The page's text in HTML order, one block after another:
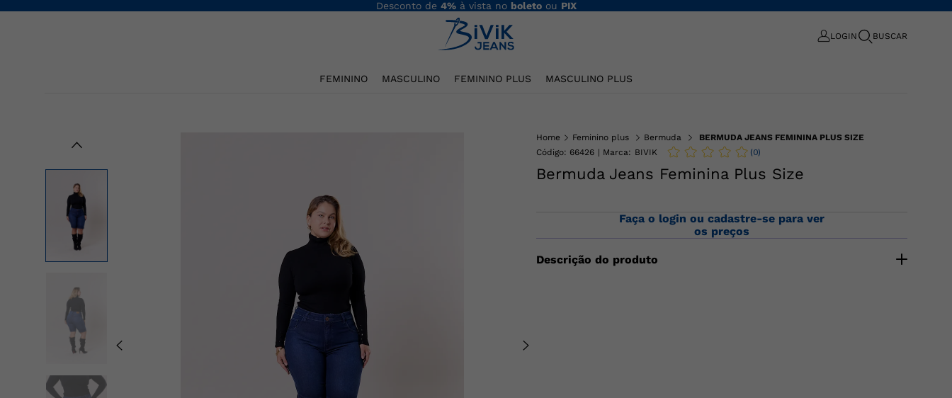
Desconto de 4%à vista no boletoou PIX
LOGIN BUSCAR
FEMININO MASCULINO FEMININO PLUS MASCULINO PLUS
Home Feminino plus Bermuda
BERMUDA JEANS FEMININA PLUS SIZE
Código: 66426 BIVIK (0)
Bermuda Jeans Feminina Plus Size
Faça o login ou cadastre-se para ver
os preços
Descrição do produto